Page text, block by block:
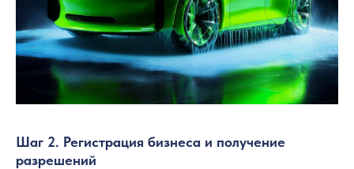
Шаг 2. Регистрация бизнеса и получение
разрешений